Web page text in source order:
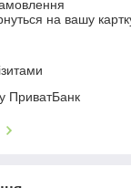
на вашу
ПриватБанк